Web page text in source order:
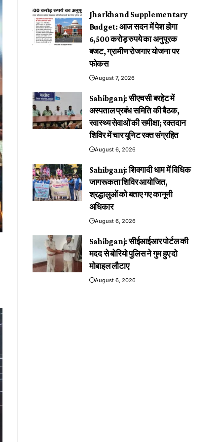
Jharkhand Supplementary
Budget: आज सदन में पेश होगा
6,500 करोड़ रुपये का अनुपूरक
बजट, ग्रामीण रोजगार योजना पर
फोकस
August 7, 2026
Sahibganj: सीएचसी बरहेट में
अस्पताल प्रबंध समिति की बैठक,
स्वास्थ्य सेवाओं की समीक्षा; रक्तदान
शिविर में चार यूनिट रक्त संग्रहित
August 6, 2026
Sahibganj: शिवगादी धाम में विधिक
जागरूकता शिविर आयोजित,
श्रद्धालुओं को बताए गए कानूनी
अधिकार
August 6, 2026
Sahibganj: सीईआईआर पोर्टल की
मदद से बोरियो पुलिस ने गुम हुए दो
मोबाइल लौटाए
August 6, 2026